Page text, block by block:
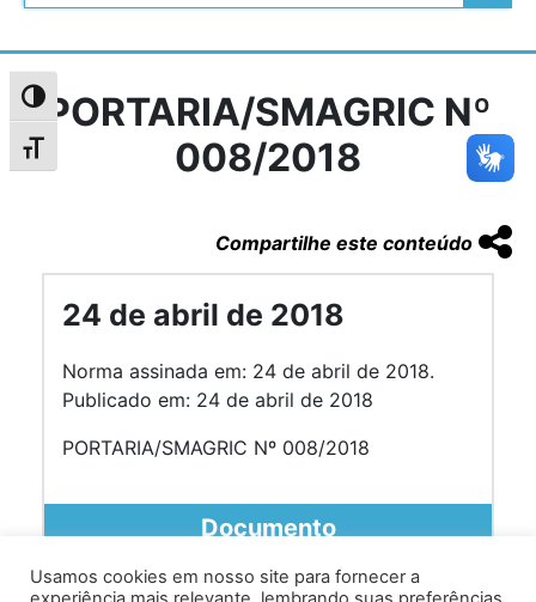
Alternar alto contraste
Alternar tamanho da fonte
PORTARIA/SMAGRIC Nº
008/2018
Compartilhe este conteúdo
24 de abril de 2018
Norma assinada em: 24 de abril de 2018.
Publicado em: 24 de abril de 2018
PORTARIA/SMAGRIC Nº 008/2018
Documento
Usamos cookies em nosso site para fornecer a